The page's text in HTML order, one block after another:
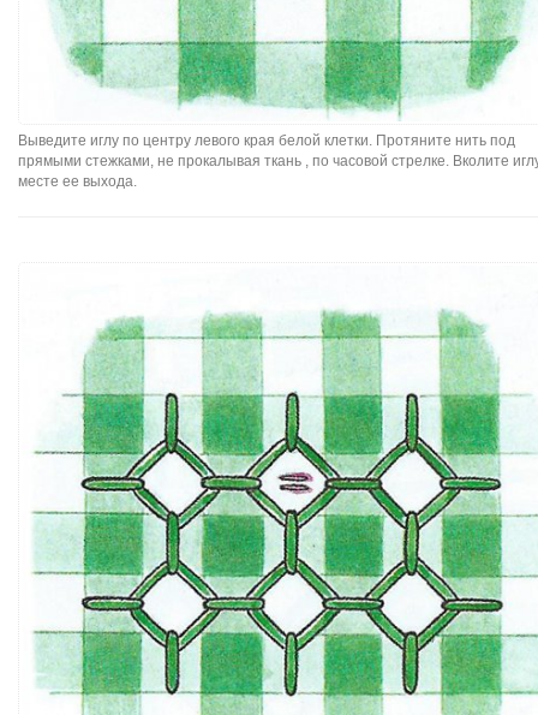
Выведите иглу по центру левого края белой клетки. Протяните нить под
прямыми стежками, не прокалывая ткань , по часовой стрелке. Вколите
месте ее выхода.